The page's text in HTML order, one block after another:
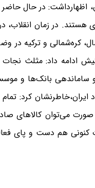
در حال حاضر
در زمان انقلاب،
قرار داشت. بعد از گذشت ۴۰ سال،
ادامه داد: مثلث نجات
ساماندهی بانک‌ها و
ایران،خاطرنشان کرد:
می‌‌توان کالاهای
کنونی هم دست و پای